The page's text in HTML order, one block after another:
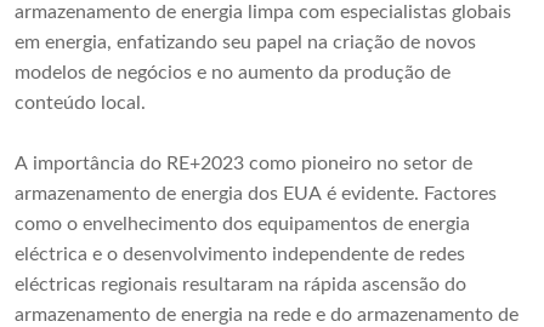
armazenamento de energia limpa com especialistas globais
em energia, enfatizando seu papel na criação de novos
modelos de negócios e no aumento da produção de
conteúdo local.
A importância do RE+2023 como pioneiro no setor de
armazenamento de energia dos EUA é evidente. Factores
como o envelhecimento dos equipamentos de energia
eléctrica e o desenvolvimento independente de redes
eléctricas regionais resultaram na rápida ascensão do
armazenamento de energia na rede e do armazenamento de